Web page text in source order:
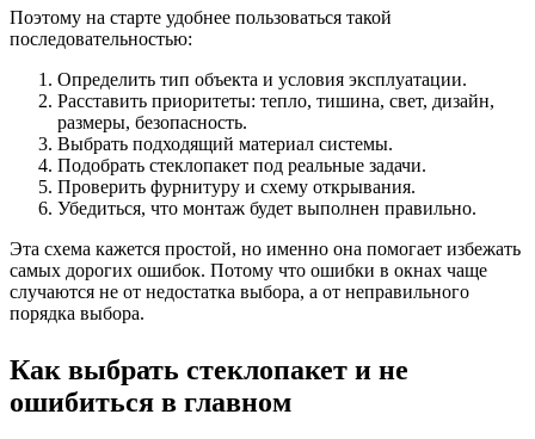
Поэтому на старте удобнее пользоваться такой
последовательностью:
Определить тип объекта и условия эксплуатации.
Расставить приоритеты: тепло, тишина, свет, дизайн,
размеры, безопасность.
Выбрать подходящий материал системы.
Подобрать стеклопакет под реальные задачи.
Проверить фурнитуру и схему открывания.
Убедиться, что монтаж будет выполнен правильно.
Эта схема кажется простой, но именно она помогает избежать
самых дорогих ошибок. Потому что ошибки в окнах чаще
случаются не от недостатка выбора, а от неправильного
порядка выбора.
Как выбрать стеклопакет и не
ошибиться в главном